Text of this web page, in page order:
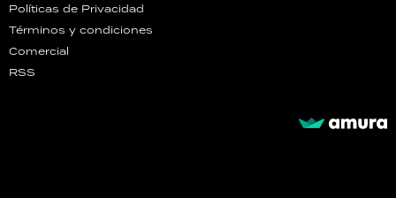
Políticas de Privacidad
Términos y condiciones
Comercial
RSS